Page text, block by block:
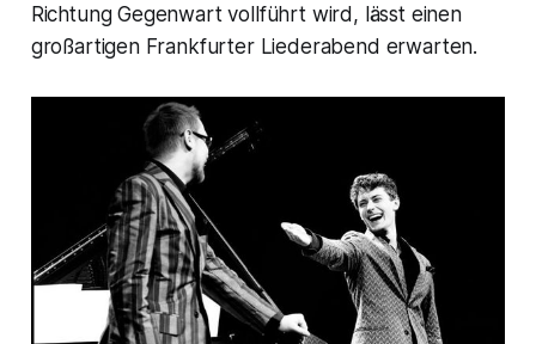
Richtung Gegenwart vollführt wird, lässt einen
großartigen Frankfurter Liederabend erwarten.